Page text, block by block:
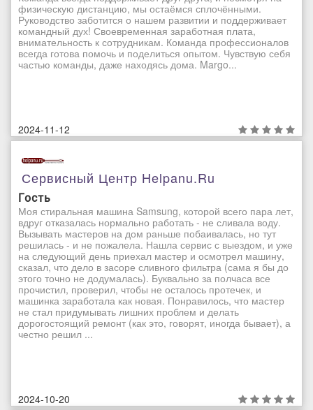
физическую дистанцию, мы остаёмся сплочёнными.
Руководство заботится о нашем развитии и поддерживает
командный дух! Своевременная заработная плата,
внимательность к сотрудникам. Команда профессионалов
всегда готова помочь и поделиться опытом. Чувствую себя
частью команды, даже находясь дома. Margo...
2024-11-12
Сервисный Центр Helpanu.ru
Гость
Моя стиральная машина Samsung, которой всего пара лет,
вдруг отказалась нормально работать - не сливала воду.
Вызывать мастеров на дом раньше побаивалась, но тут
решилась - и не пожалела. Нашла сервис с выездом, и уже
на следующий день приехал мастер и осмотрел машину,
сказал, что дело в засоре сливного фильтра (сама я бы до
этого точно не додумалась). Буквально за полчаса все
прочистил, проверил, чтобы не осталось протечек, и
машинка заработала как новая. Понравилось, что мастер
не стал придумывать лишних проблем и делать
дорогостоящий ремонт (как это, говорят, иногда бывает), а
честно решил ...
2024-10-20